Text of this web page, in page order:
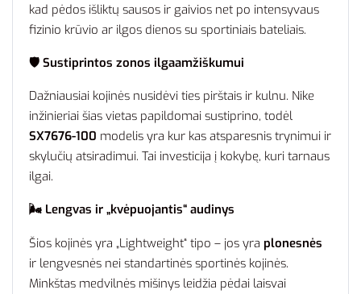
kad pėdos išliktų sausos ir gaivios net po intensyvaus
fizinio krūvio ar ilgos dienos su sportiniais bateliais.
🛡️ Sustiprintos zonos ilgaamžiškumui
Dažniausiai kojinės nusidėvi ties pirštais ir kulnu. Nike
inžinieriai šias vietas papildomai sustiprino, todėl
SX7676-100 modelis yra kur kas atsparesnis trynimui ir
skylučių atsiradimui. Tai investicija į kokybę, kuri tarnaus
ilgai.
🌬️ Lengvas ir „kvėpuojantis“ audinys
Šios kojinės yra „Lightweight“ tipo – jos yra plonesnės
ir lengvesnės nei standartinės sportinės kojinės.
Minkštas medvilnės mišinys leidžia pėdai laisvai